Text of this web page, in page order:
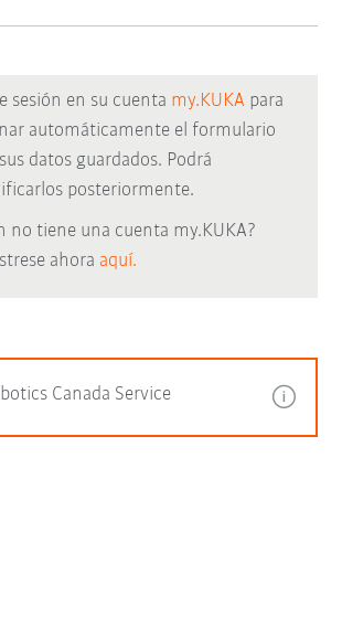
sesión en su cuenta my.KUKA para
automáticamente el formulario
datos guardados. Podrá
posteriormente.
no tiene una cuenta my.KUKA?
ahora aquí.
Canada Service